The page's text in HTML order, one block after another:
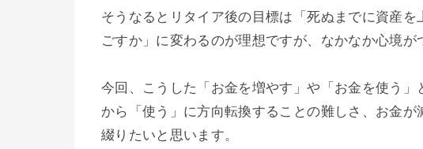
そうなるとリタイア後の目標は 「死ぬまでに資産
ごすか」に変わるのが理想ですが、なかなか心境が
今回、こうした「お金を増やす」や「お金を使う」
から「使う」に方向転換することの難しさ、お金
綴りたいと思います。